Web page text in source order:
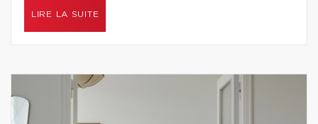
LIRE LA SUITE